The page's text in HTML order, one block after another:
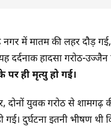
नगर में मातम की लहर दौड़
यह दर्दनाक हादसा गरोठ-
पर ही मृत्यु हो गई।
दोनों युवक गरोठ से
गई। दुर्घटना इतनी भीषण थी